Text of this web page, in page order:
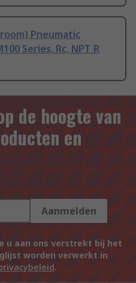
Pneumatic
Series, Rc, NPT R
de hoogte van
en
Aanmelden
u aan ons verstrekt bij het
worden verwerkt in
.